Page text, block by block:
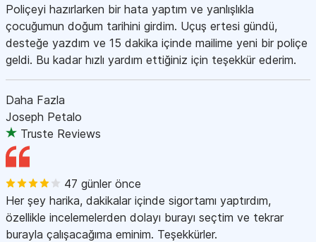
Poliçeyi hazırlarken bir hata yaptım ve yanlışlıkla
çocuğumun doğum tarihini girdim. Uçuş ertesi gündü,
desteğe yazdım ve 15 dakika içinde mailime yeni bir poliçe
geldi. Bu kadar hızlı yardım ettiğiniz için teşekkür ederim.
Daha Fazla
Joseph Petalo
Truste Reviews
47 günler önce
Her şey harika, dakikalar içinde sigortamı yaptırdım,
özellikle incelemelerden dolayı burayı seçtim ve tekrar
burayla çalışacağıma eminim. Teşekkürler.